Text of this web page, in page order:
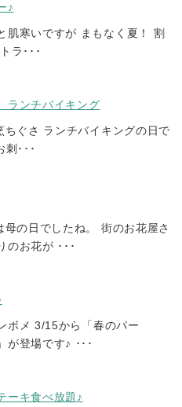
♪
肌寒いですが まもなく夏！ 割
ラ･･･
ンチバイキング
ちぐさ ランチバイキングの日で
刺･･･
の日でしたね。 街のお花屋さ
のお花が ･･･
ボメ 3/15から「春のパー
が登場です♪ ･･･
ーキ食べ放題♪